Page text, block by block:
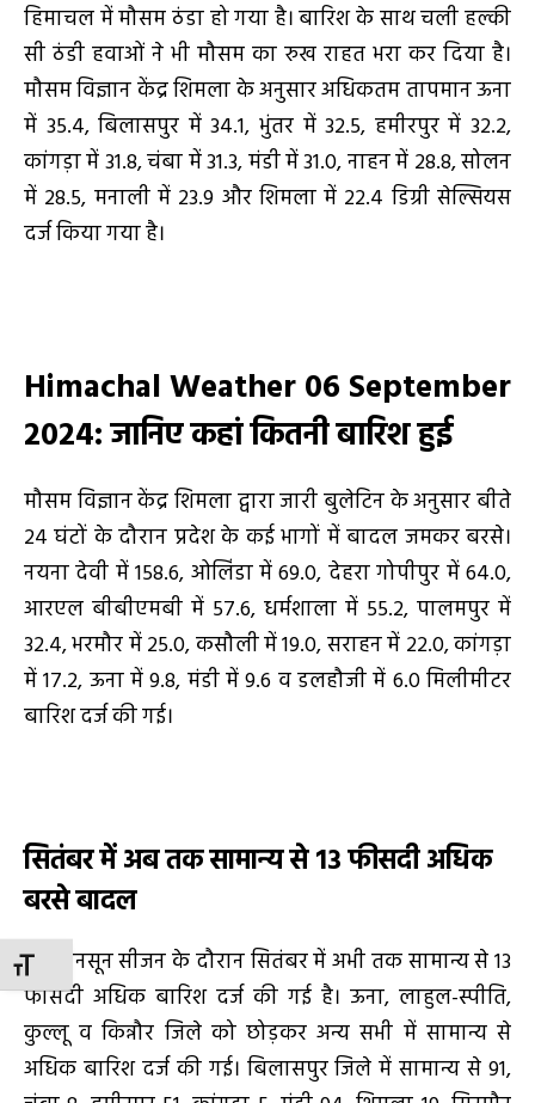
TOGGLE FONT SIZE
हिमाचल में मौसम ठंडा हो गया है। बारिश के साथ चली हल्की
सी ठंडी हवाओं ने भी मौसम का रुख राहत भरा कर दिया है।
मौसम विज्ञान केंद्र शिमला के अनुसार अधिकतम तापमान ऊना
में 35.4, बिलासपुर में 34.1, भुंतर में 32.5, हमीरपुर में 32.2,
कांगड़ा में 31.8, चंबा में 31.3, मंडी में 31.0, नाहन में 28.8, सोलन
में 28.5, मनाली में 23.9 और शिमला में 22.4 डिग्री सेल्सियस
दर्ज किया गया है।
Himachal Weather 06 September
2024: जानिए कहां कितनी बारिश हुई
मौसम विज्ञान केंद्र शिमला द्वारा जारी बुलेटिन के अनुसार बीते
24 घंटों के दौरान प्रदेश के कई भागों में बादल जमकर बरसे।
नयना देवी में 158.6, ओलिंडा में 69.0, देहरा गोपीपुर में 64.0,
आरएल बीबीएमबी में 57.6, धर्मशाला में 55.2, पालमपुर में
32.4, भरमौर में 25.0, कसौली में 19.0, सराहन में 22.0, कांगड़ा
में 17.2, ऊना में 9.8, मंडी में 9.6 व डलहौजी में 6.0 मिलीमीटर
बारिश दर्ज की गई।
सितंबर में अब तक सामान्य से13फीसदी अधिक
बरसे बादल
इस मानसून सीजन के दौरान सितंबर में अभी तक सामान्य से 13
फीसदी अधिक बारिश दर्ज की गई है। ऊना, लाहुल-स्पीति,
कुल्लू व किन्नौर जिले को छोड़कर अन्य सभी में सामान्य से
अधिक बारिश दर्ज की गई। बिलासपुर जिले में सामान्य से 91,